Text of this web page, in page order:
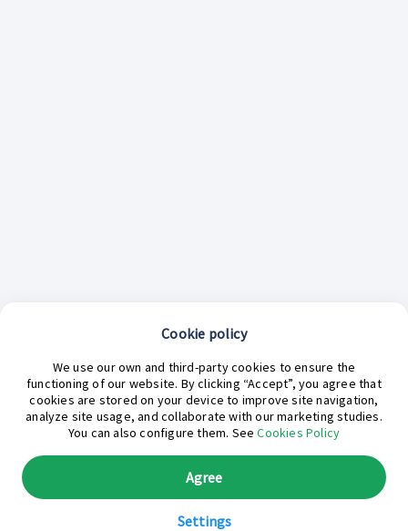
¿En qué podemos ayudarte hoy?
Cookie policy
We use our own and third-party cookies to ensure the
functioning of our website. By clicking “Accept”, you agree that
cookies are stored on your device to improve site navigation,
analyze site usage, and collaborate with our marketing studies.
You can also configure them. SeeCookies Policy
Settings
Agree